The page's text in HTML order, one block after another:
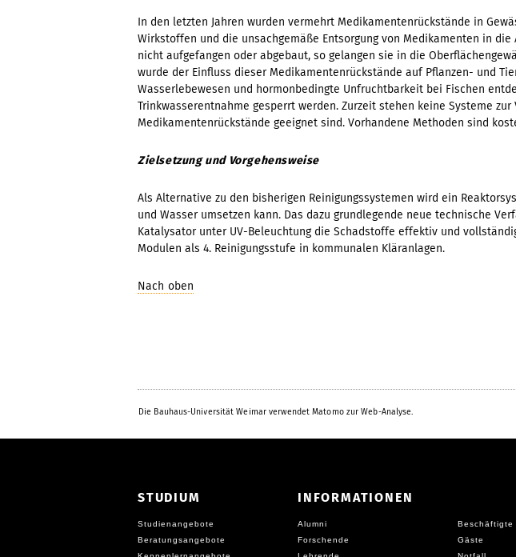
In den letzten Jahren wurden vermehrt Medikamentenrückstände in
Wirkstoffen und die unsachgemäße Entsorgung von Medikamenten in
nicht aufgefangen oder abgebaut, so gelangen sie in die
wurde der Einfluss dieser Medikamentenrückstände auf Pflanzen- und
Wasserlebewesen und hormonbedingte Unfruchtbarkeit bei Fischen
Trinkwasserentnahme gesperrt werden. Zurzeit stehen keine Systeme
Medikamentenrückstände geeignet sind. Vorhandene Methoden sind
Zielsetzung und Vorgehensweise
Als Alternative zu den bisherigen Reinigungssystemen wird ein
und Wasser umsetzen kann. Das dazu grundlegende neue technische
Katalysator unter UV-Beleuchtung die Schadstoffe effektiv und
Modulen als 4. Reinigungsstufe in kommunalen Kläranlagen.
Nach oben
Die Bauhaus-Universität Weimar verwendet Matomo zur Web-Analyse.
STUDIUM
Studienangebote
Beratungsangebote
INFORMATIONEN
Alumni
Beschäftigte
Forschende
Gäste